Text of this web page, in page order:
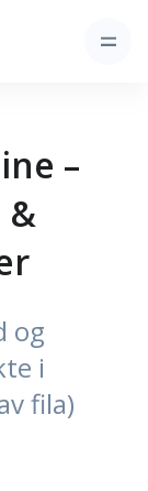
–
&
og
i
fila)